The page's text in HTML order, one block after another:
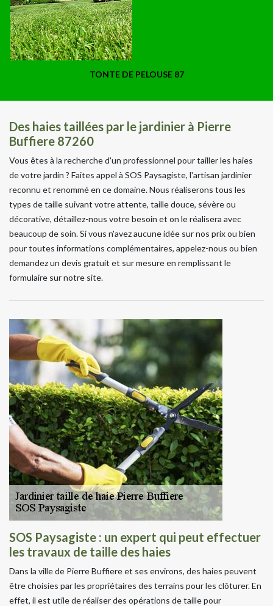
TONTE DE PELOUSE 87
Des haies taillées par le jardinier à Pierre
Buffiere 87260
Vous êtes à la recherche d'un professionnel pour tailler les haies
de votre jardin ? Faites appel à SOS Paysagiste, l'artisan jardinier
reconnu et renommé en ce domaine. Nous réaliserons tous les
types de taille suivant votre attente, taille douce, sévère ou
décorative, détaillez-nous votre besoin et on le réalisera avec
beaucoup de soin. Si vous n'avez aucune idée sur nos prix ou bien
pour toutes informations complémentaires, appelez-nous ou bien
demandez un devis gratuit et sur mesure en remplissant le
formulaire sur notre site.
SOS Paysagiste : un expert qui peut effectuer
les travaux de taille des haies
Dans la ville de Pierre Buffiere et ses environs, des haies peuvent
être choisies par les propriétaires des terrains pour les clôturer. En
effet, il est utile de réaliser des opérations de taille pour